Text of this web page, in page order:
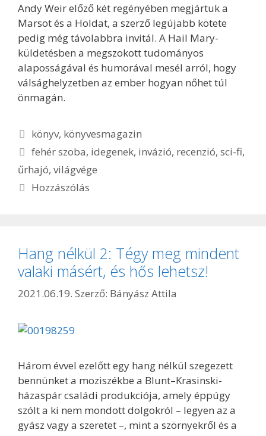
Andy Weir előző két regényében megjártuk a
Marsot és a Holdat, a szerző legújabb kötete
pedig még távolabbra invitál. A Hail Mary-
küldetésben a megszokott tudományos
alaposságával és humorával mesél arról, hogy
válsághelyzetben az ember hogyan nőhet túl
önmagán.
Kategória
könyv, könyvesmagazin
Címkék
fehér szoba, idegenek, invázió, recenzió,sci-fi,
űrhajó, világvége
Hozzászólás
Hang nélkül 2: Tégy meg mindent
valaki másért, és hős lehetsz!
2021.06.19. Szerző: Bányász Attila
Három évvel ezelőtt egy hang nélkül szegezett
bennünket a moziszékbe a Blunt–Krasinski-
házaspár családi produkciója, amely éppúgy
szólt a ki nem mondott dolgokról – legyen az a
gyász vagy a szeretet –, mint a szörnyekről és a